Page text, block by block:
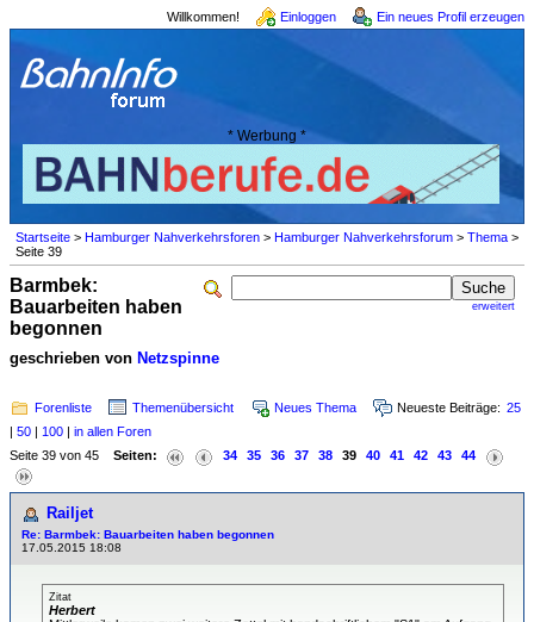
Willkommen! Einloggen Ein neues Profil erzeugen
* Werbung *
Startseite > Hamburger Nahverkehrsforen > Hamburger Nahverkehrsforum > Thema >
Seite 39
erweitert
Barmbek:
Bauarbeiten haben
begonnen
geschrieben von Netzspinne
Forenliste Themenübersicht Neues Thema Neueste Beiträge: 25
| 50 | 100 | in allen Foren
Seite 39 von 45 Seiten: 34 35 36 37 38 39 40 41 42 43 44
Railjet
Re: Barmbek: Bauarbeiten haben begonnen
17.05.2015 18:08
Zitat
Herbert